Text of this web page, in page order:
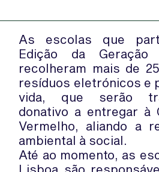
As escolas que
Edição da Geração
recolheram mais de
resíduos eletrónicos e
vida, que serão
donativo a entregar à
Vermelho, aliando a
ambiental à social.
Até ao momento, as
Lisboa são